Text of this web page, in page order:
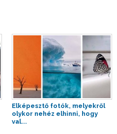
Elképesztő fotók, melyekről
olykor nehéz elhinni, hogy
val...